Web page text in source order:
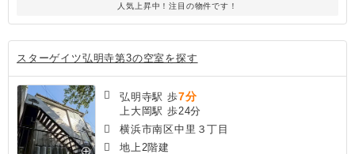
人気上昇中！注目の物件です！
スターゲイツ弘明寺第3の空室を探す
弘明寺駅 歩7分
上大岡駅 歩24分
横浜市南区中里３丁目
地上2階建